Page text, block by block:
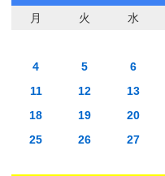
月 火 水
4
5 6
11
12 13
18
19 20
25
26 27